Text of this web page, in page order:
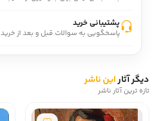
پشتیبانی خرید
پاسخگویی به سوالات قبل و بعد از خرید
دیگر آثاراین ناشر
تازه ترین آثار ناشر